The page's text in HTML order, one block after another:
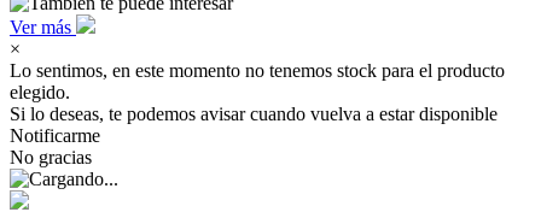
Ver más
×
Lo sentimos, en este momento no tenemos stock para el producto
elegido.
Si lo deseas, te podemos avisar cuando vuelva a estar disponible
Notificarme
No gracias